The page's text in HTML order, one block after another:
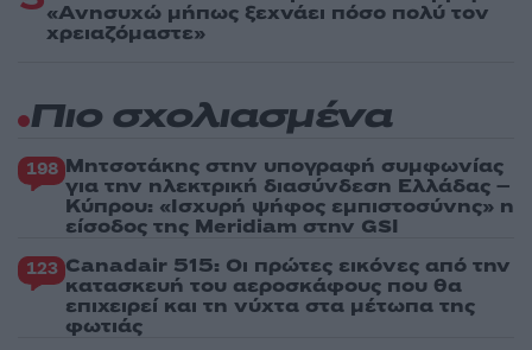
«Ανησυχώ μήπως ξεχνάει πόσο πολύ τον
χρειαζόμαστε»
Πιο σχολιασμένα
198 Μητσοτάκης στην υπογραφή συμφωνίας
για την ηλεκτρική διασύνδεση Ελλάδας –
Κύπρου: «Ισχυρή ψήφος εμπιστοσύνης» η
είσοδος της Meridiam στην GSI
123 Canadair 515: Οι πρώτες εικόνες από την
κατασκευή του αεροσκάφους που θα
επιχειρεί και τη νύχτα στα μέτωπα της
φωτιάς